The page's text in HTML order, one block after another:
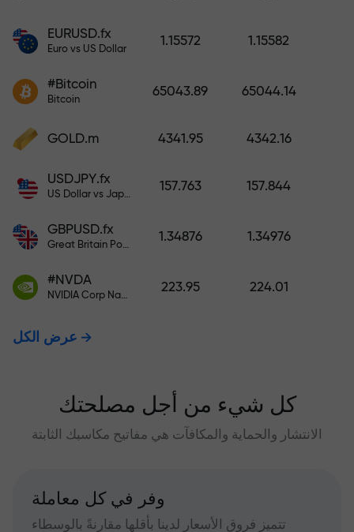
مطبعياً. كلما زاد مبلغ الإيداع، زادت
EURUSD.fx
Euro vs US Dollar
1.15572 1.15582
#Bitcoin
Bitcoin
65043.89 65044.14
GOLD.m 4341.95 4342.16
USDJPY.fx
US Dollar vs Japanese Yen
157.763 157.844
GBPUSD.fx
Great Britain Pound vs US Dollar
1.34876 1.34976
#NVDA
NVIDIA Corp Nasdaq Stock Exchange (Nasdaq) USD
223.95 224.01
عرض الكل
كل شيء من أجل مصلحتك
الانتشار والحماية والمكافآت هي مفاتيح مكاسبك الثابتة
وفر في كل معاملة
تتميز فروق الأسعار لدينا بأقلها مقارنةً بالوسطاء